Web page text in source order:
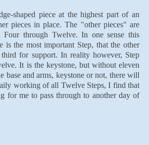
shaped piece at the highest part of an
pieces in place. The "other pieces" are
Four through Twelve. In one sense this
is the most important Step, that the other
for support. In reality however, Step
It is the keystone, but without eleven
base and arms, keystone or not, there will
working of all Twelve Steps, I find that
for me to pass through to another day of